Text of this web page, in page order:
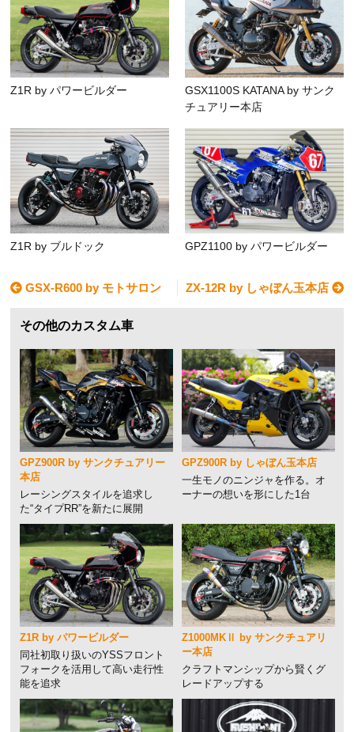
Z1R by パワービルダー
GSX1100S KATANA by サンク
チュアリー本店
Z1R by ブルドック GPZ1100 by パワービルダー
GSX-R600 by モトサロン ZX-12R by しゃぼん玉本店
その他のカスタム車
GPZ900R by サンクチュアリー
本店
レーシングスタイルを追求し
た“タイプRR”を新たに展開
GPZ900R by しゃぼん玉本店
一生モノのニンジャを作る。オ
ーナーの想いを形にした1台
Z1R by パワービルダー
同社初取り扱いのYSSフロント
フォークを活用して高い走行性
能を追求
Z1000MKⅡ by サンクチュアリ
ー本店
クラフトマンシップから賢くグ
レードアップする